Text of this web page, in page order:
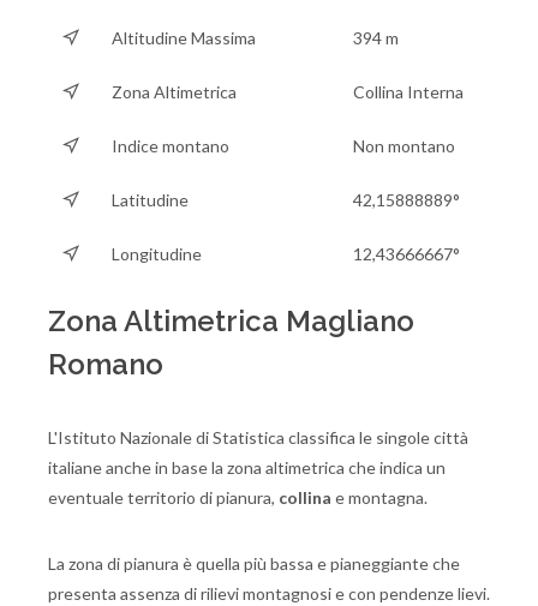
Altitudine Massima 394 m
Zona Altimetrica Collina Interna
Indice montano Non montano
Latitudine 42,15888889°
Longitudine 12,43666667°
Zona Altimetrica Magliano
Romano
L'Istituto Nazionale di Statistica classifica le singole città
italiane anche in base la zona altimetrica che indica un
eventuale territorio di pianura, collina e montagna.
La zona di pianura è quella più bassa e pianeggiante che
presenta assenza di rilievi montagnosi e con pendenze lievi.